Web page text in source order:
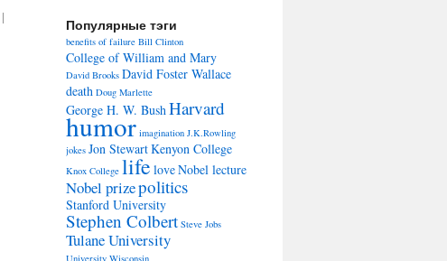
|
Популярные тэги
benefits of failure Bill Clinton
College of William and Mary
David Brooks David Foster Wallace
death Doug Marlette
George H. W. BushHarvard
humor imagination J.K.Rowling
jokes Jon StewartKenyon College
Knox College life loveNobel lecture
Nobel prizepolitics
Stanford University
Stephen Colbert Steve Jobs
Tulane University
University Wisconsin